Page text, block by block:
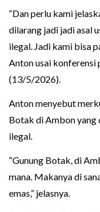
“Dan perlu kami
dilarang jadi jadi asal
ilegal. Jadi kami bisa
Anton usai konferensi
(13/5/2026).
Anton menyebut
Botak di Ambon yang
ilegal.
“Gunung Botak, di
mana. Makanya di
emas,” jelasnya.